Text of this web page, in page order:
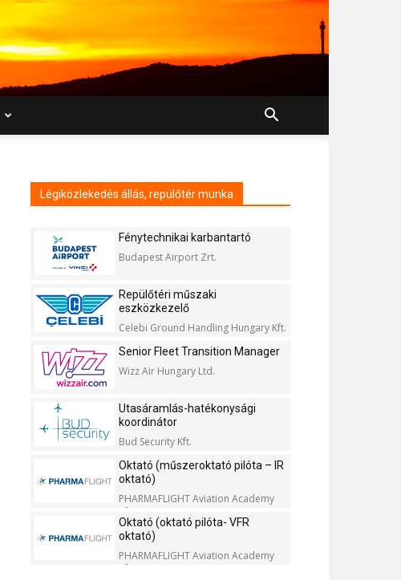
Légiközlekedés állás, repülőtér munka
Fénytechnikai karbantartó
Budapest Airport Zrt.
Repülőtéri műszaki
eszközkezelő
Celebi Ground Handling Hungary Kft.
Senior Fleet Transition Manager
Wizz Air Hungary Ltd.
Utasáramlás-hatékonysági
koordinátor
Bud Security Kft.
Oktató (műszeroktató pilóta – IR
oktató)
PHARMAFLIGHT Aviation Academy
Kft.
Oktató (oktató pilóta- VFR
oktató)
PHARMAFLIGHT Aviation Academy
Kft.